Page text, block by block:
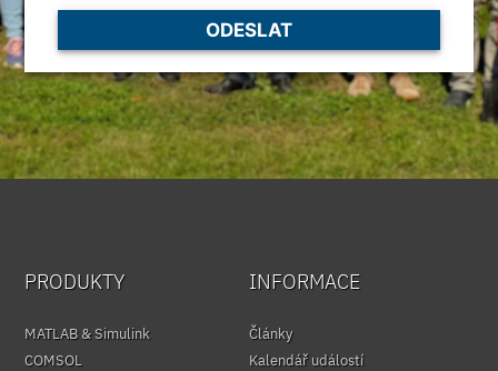
PRODUKTY
MATLAB & Simulink
COMSOL
INFORMACE
Články
Kalendář událostí